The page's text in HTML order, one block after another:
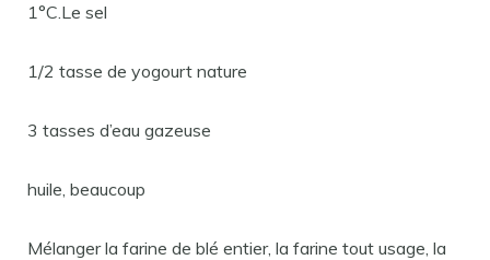
1°C.Le sel
1/2 tasse de yogourt nature
3 tasses d’eau gazeuse
huile, beaucoup
Mélanger la farine de blé entier, la farine tout usage, la